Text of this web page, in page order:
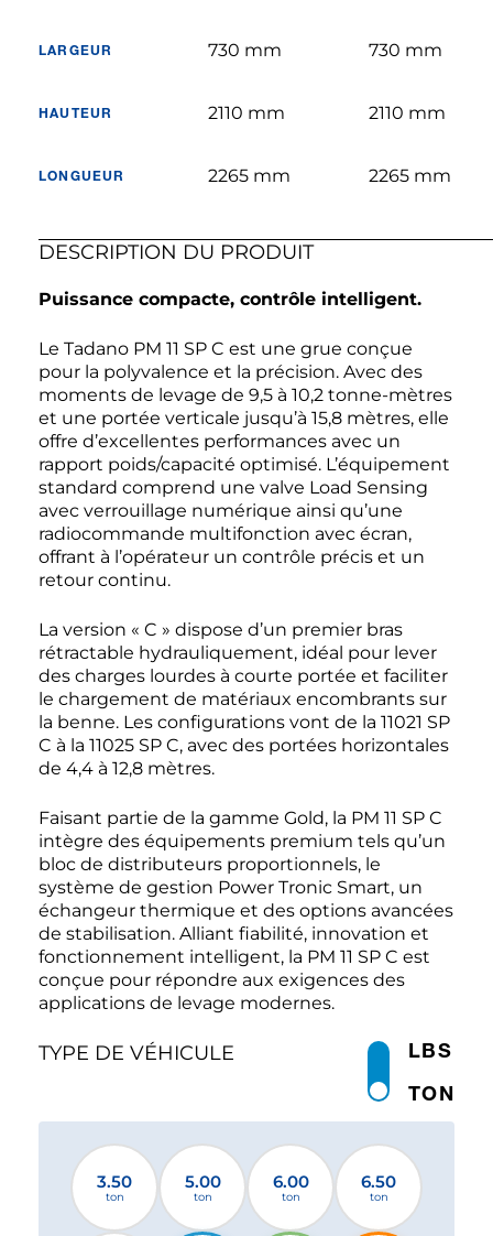
LARGEUR 730 mm 730 mm
HAUTEUR 2110 mm 2110 mm
LONGUEUR 2265 mm 2265 mm
DESCRIPTION DU PRODUIT
Puissance compacte, contrôle intelligent.
Le Tadano PM 11 SP C est une grue conçue
pour la polyvalence et la précision. Avec des
moments de levage de 9,5 à 10,2 tonne-mètres
et une portée verticale jusqu’à 15,8 mètres, elle
offre d’excellentes performances avec un
rapport poids/capacité optimisé. L’équipement
standard comprend une valve Load Sensing
avec verrouillage numérique ainsi qu’une
radiocommande multifonction avec écran,
offrant à l’opérateur un contrôle précis et un
retour continu.
La version « C » dispose d’un premier bras
rétractable hydrauliquement, idéal pour lever
des charges lourdes à courte portée et faciliter
le chargement de matériaux encombrants sur
la benne. Les configurations vont de la 11021 SP
C à la 11025 SP C, avec des portées horizontales
de 4,4 à 12,8 mètres.
Faisant partie de la gamme Gold, la PM 11 SP C
intègre des équipements premium tels qu’un
bloc de distributeurs proportionnels, le
système de gestion Power Tronic Smart, un
échangeur thermique et des options avancées
de stabilisation. Alliant fiabilité, innovation et
fonctionnement intelligent, la PM 11 SP C est
conçue pour répondre aux exigences des
applications de levage modernes.
TYPE DE VÉHICULE
TON
LBS
3.50
ton
5.00
ton
6.00
ton
6.50
ton